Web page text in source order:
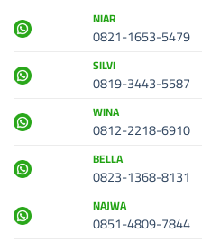
NIAR
0821-1653-5479
SILVI
0819-3443-5587
WINA
0812-2218-6910
BELLA
0823-1368-8131
NAJWA
0851-4809-7844